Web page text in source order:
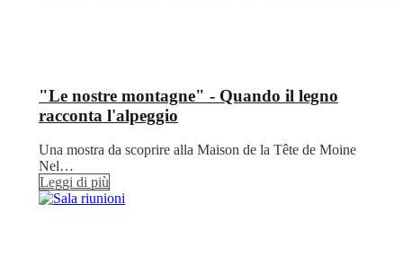
"Le nostre montagne" - Quando il legno
racconta l'alpeggio
Una mostra da scoprire alla Maison de la Tête de Moine
Nel…
Leggi di più